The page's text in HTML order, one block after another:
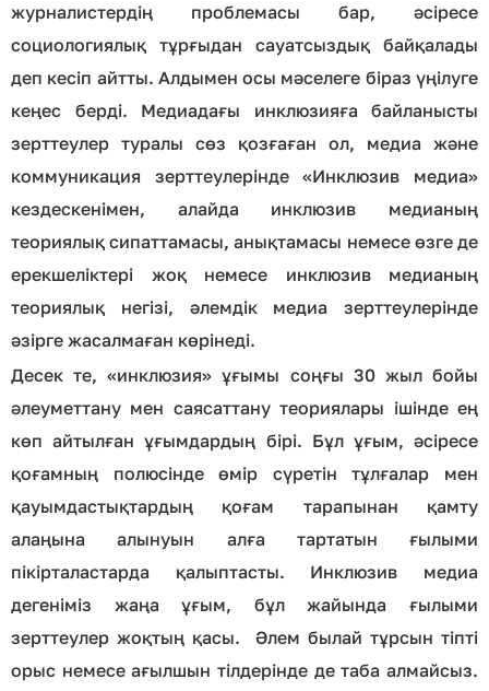
журналистердің проблемасы бар, әсіресе
социологиялық тұрғыдан сауатсыздық байқалады
деп кесіп айтты. Алдымен осы мәселеге біраз үңілуге
кеңес берді. Медиадағы инклюзияға байланысты
зерттеулер туралы сөз қозғаған ол, медиа және
коммуникация зерттеулерінде «Инклюзив медиа»
кездескенімен, алайда инклюзив медианың
теориялық сипаттамасы, анықтамасы немесе өзге де
ерекшеліктері жоқ немесе инклюзив медианың
теориялық негізі, әлемдік медиа зерттеулерінде
әзірге жасалмаған көрінеді.
Десек те, «инклюзия» ұғымы соңғы 30 жыл бойы
әлеуметтану мен саясаттану теориялары ішінде ең
көп айтылған ұғымдардың бірі. Бұл ұғым, әсіресе
қоғамның полюсінде өмір сүретін тұлғалар мен
қауымдастықтардың қоғам тарапынан қамту
алаңына алынуын алға тартатын ғылыми
пікірталастарда қалыптасты. Инклюзив медиа
дегеніміз жаңа ұғым, бұл жайында ғылыми
зерттеулер жоқтың қасы. Әлем былай тұрсын тіпті
орыс немесе ағылшын тілдерінде де таба алмайсыз.